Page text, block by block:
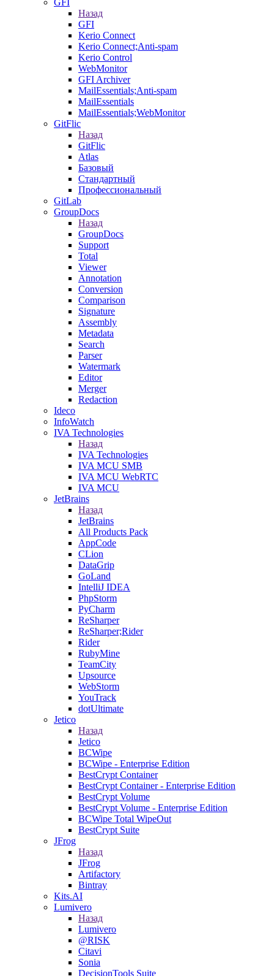
GFI
Назад
GFI
Kerio Connect
Kerio Connect;Anti-spam
Kerio Control
WebMonitor
GFI Archiver
MailEssentials;Anti-spam
MailEssentials
MailEssentials;WebMonitor
GitFlic
Назад
GitFlic
Atlas
Базовый
Стандартный
Профессиональный
GitLab
GroupDocs
Назад
GroupDocs
Support
Total
Viewer
Annotation
Conversion
Comparison
Signature
Assembly
Metadata
Search
Parser
Watermark
Editor
Merger
Redaction
Ideco
InfoWatch
IVA Technologies
Назад
IVA Technologies
IVA MCU SMB
IVA MCU WebRTC
IVA MCU
JetBrains
Назад
JetBrains
All Products Pack
AppCode
CLion
DataGrip
GoLand
IntelliJ IDEA
PhpStorm
PyCharm
ReSharper
ReSharper;Rider
Rider
RubyMine
TeamCity
Upsource
WebStorm
YouTrack
dotUltimate
Jetico
Назад
Jetico
BCWipe
BCWipe - Enterprise Edition
BestCrypt Container
BestCrypt Container - Enterprise Edition
BestCrypt Volume
BestCrypt Volume - Enterprise Edition
BCWipe Total WipeOut
BestCrypt Suite
JFrog
Назад
JFrog
Artifactory
Bintray
Kits.AI
Lumivero
Назад
Lumivero
@RISK
Citavi
Sonia
DecisionTools Suite